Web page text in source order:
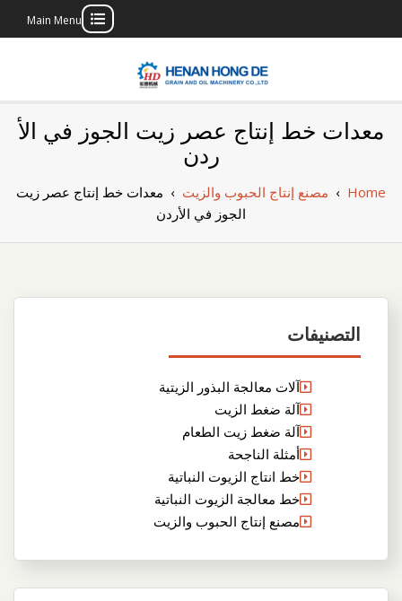
Main Menu
بناء مصنع إنتاج
الزيوت النباتية
الخاص بك
معدات خط إنتاج عصر زيت الجوز في الأ
ردن
Home
› مصنع إنتاج الحبوب والزيت › معدات خط إنتاج عصر زيت
الجوز في الأردن
التصنيفات
آلات معالجة البذور الزيتية
آلة ضغط الزيت
آلة ضغط زيت الطعام
أمثلة الناجحة
خط انتاج الزيوت النباتية
خط معالجة الزيوت النباتية
مصنع إنتاج الحبوب والزيت